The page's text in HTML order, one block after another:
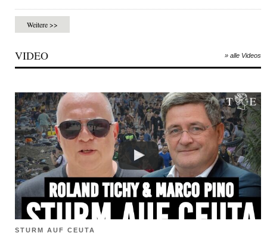
Weitere >>
VIDEO » alle Videos
STURM AUF CEUTA